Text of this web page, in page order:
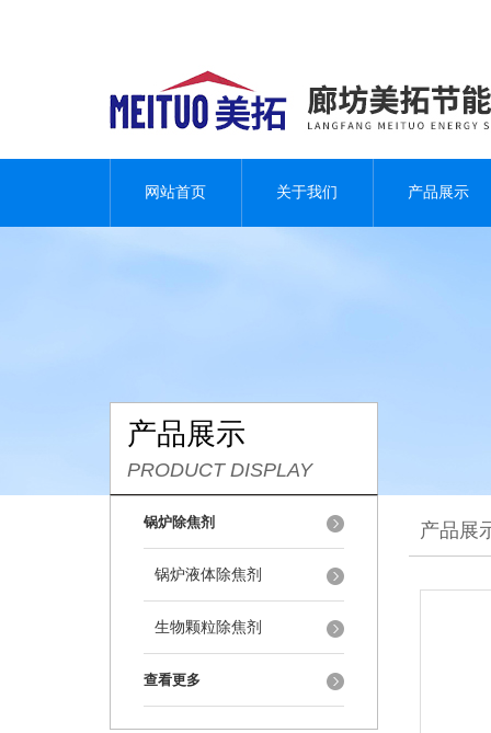
网站首页 关于我们 产品展示
产品展示
PRODUCT DISPLAY
锅炉除焦剂
锅炉液体除焦剂
生物颗粒除焦剂
查看更多
产品展